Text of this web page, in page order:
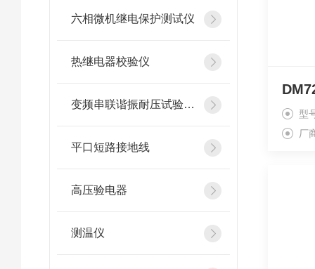
六相微机继电保护测试仪
热继电器校验仪
变频串联谐振耐压试验装置
平口短路接地线
高压验电器
测温仪
型
厂